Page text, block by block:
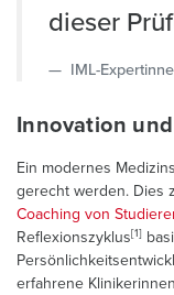
dieser
IML-
Innovation
Ein modernes
gerecht werden. Dies
Coaching von
Reflexionszyklus[1]
erfahrene